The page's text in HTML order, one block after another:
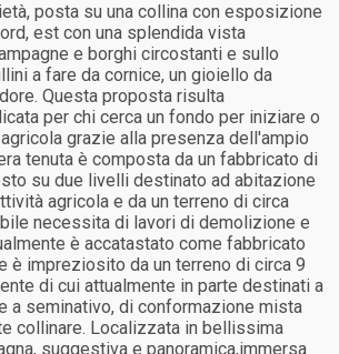
posta su una collina con esposizione
est con una splendida vista
e borghi circostanti e sullo
a fare da cornice, un gioiello da
Questa proposta risulta
per chi cerca un fondo per iniziare o
grazie alla presenza dell'ampio
tenuta è composta da un fabbricato di
su due livelli destinato ad abitazione
agricola e da un terreno di circa
necessita di lavori di demolizione e
è accatastato come fabbricato
è impreziosito da un terreno di circa 9
di cui attualmente in parte destinati a
a seminativo, di conformazione mista
collinare. Localizzata in bellissima
suggestiva e panoramica,immersa